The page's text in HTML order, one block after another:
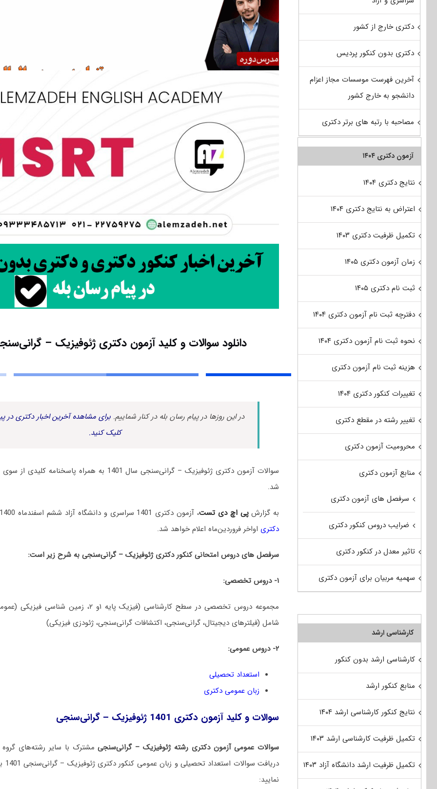
دانلود سوالات و کلید آزمون دکتری ژئوفیزیک – گرانی‌سنجی
در این روزها در پیام رسان بله در کنار شماییم. برای مشاهده آخرین اخبار دکتری در
کلیک کنید.
سوالات آزمون دکتری ژئوفیزیک – گرانی‌سنجی سال 1401 به
شد.
به گزارشپی اچ دی تست، آزمون دکتری 1401 سراسری و دانشگاه آزاد ششم اسفندماه 1400 برگزار شد.
دکتری اواخر فروردین‌ماه اعلام خواهد شد.
سرفصل های دروس امتحانی کنکور دکتری ژئوفیزیک – گرانی‌سنجی به شرح زیر است:
۱- دروس تخصصی:
مجموعه دروس تخصصی در سطح کارشناسی (فیزیک پایه ۱و ۲،
شامل (فیلترهای دیجیتال، گرانی‌سنجی، اکتشافات گرانی‌سنجی، ژئودزی فیزیکی)
۲- دروس عمومی:
استعداد تحصیلی
زبان عمومی دکتری
سوالات و کلید آزمون دکتری 1401 ژئوفیزیک – گرانی‌سنجی
سوالات عمومی آزمون دکتری رشته ژئوفیزیک – گرانی‌سنجیمشترک با سایر رشته‌های
نمایید:
دکتری خارج از کشور
دکتری بدون کنکور پردیس
آخرین فهرست موسسات مجاز اعزام
دانشجو به خارج کشور
مصاحبه با رتبه های برتر دکتری
آزمون دکتری ۱۴۰۴
نتایج دکتری ۱۴۰۴
اعتراض به نتایج دکتری ۱۴۰۴
تکمیل ظرفیت دکتری ۱۴۰۳
زمان آزمون دکتری ۱۴۰۵
ثبت نام دکتری ۱۴۰۵
دفترچه ثبت نام آزمون دکتری ۱۴۰۴
نحوه ثبت نام آزمون دکتری ۱۴۰۴
هزینه ثبت نام آزمون دکتری
تغییرات کنکور دکتری ۱۴۰۴
تغییر رشته در مقطع دکتری
محرومیت آزمون دکتری
منابع آزمون دکتری
سرفصل های آزمون دکتری
ضرایب دروس کنکور دکتری
تاثیر معدل در کنکور دکتری
سهمیه مربیان برای آزمون دکتری
کارشناسی ارشد
کارشناسی ارشد بدون کنکور
منابع کنکور ارشد
نتایج کنکور کارشناسی ارشد ۱۴۰۴
تکمیل ظرفیت کارشناسی ارشد ۱۴۰۳
تکمیل ظرفیت ارشد دانشگاه آزاد ۱۴۰۳